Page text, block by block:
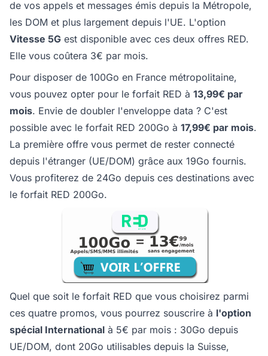
de vos appels et messages émis depuis la Métropole,
les DOM et plus largement depuis l'UE. L'option
Vitesse 5G est disponible avec ces deux offres RED.
Elle vous coûtera 3€ par mois.
Pour disposer de 100Go en France métropolitaine,
vous pouvez opter pour le forfait RED à 13,99€ par
mois. Envie de doubler l'enveloppe data ? C'est
possible avec le forfait RED 200Go à 17,99€ par mois.
La première offre vous permet de rester connecté
depuis l'étranger (UE/DOM) grâce aux 19Go fournis.
Vous profiterez de 24Go depuis ces destinations avec
le forfait RED 200Go.
Quel que soit le forfait RED que vous choisirez parmi
ces quatre promos, vous pourrez souscrire à l'option
spécial International à 5€ par mois : 30Go depuis
UE/DOM, dont 20Go utilisables depuis la Suisse,